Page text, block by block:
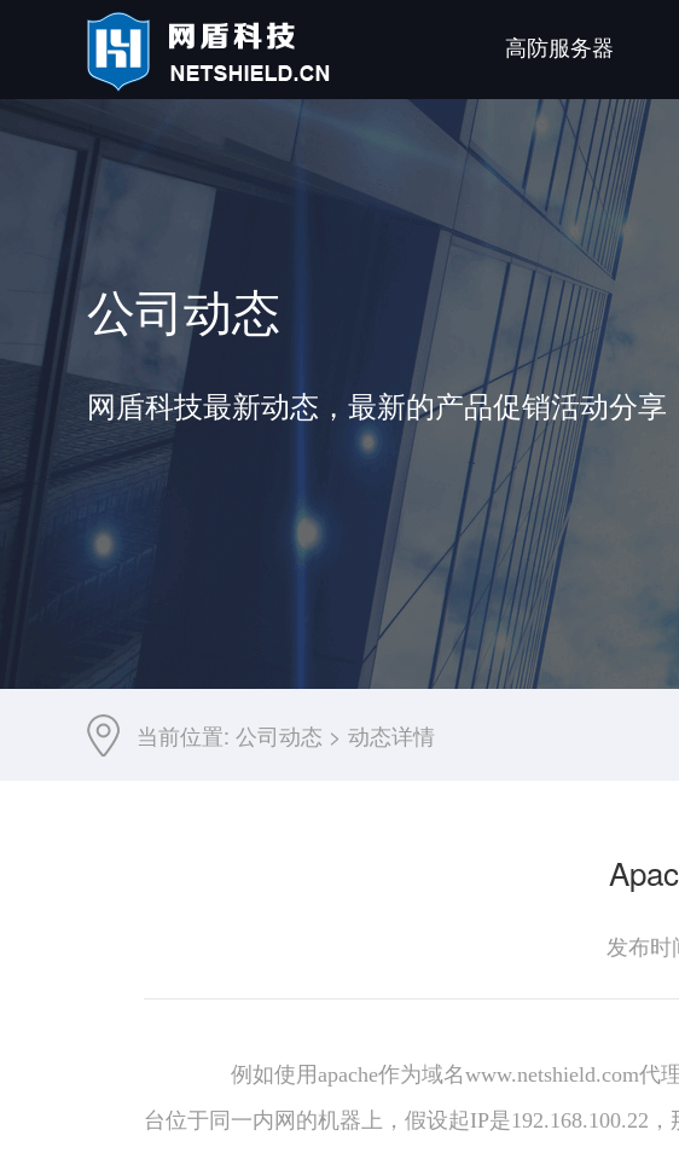
高防服务器
公司动态
网盾科技最新动态，最新的产品促销活动分
当前位置: 公司动态 > 动态详情
发布时
例如使用apache作为域名www.netshield.com代
台位于同一内网的机器上，假设起IP是192.168.100.22